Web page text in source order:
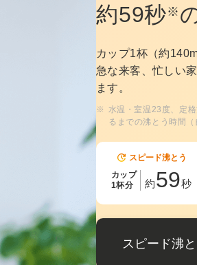
約59秒※
カップ1杯（約
急な来客、忙しい
ます。
水温・室温23度、定
るまでの沸とう時間（
スピード沸とう
カップ
1杯分
約59秒
スピード沸